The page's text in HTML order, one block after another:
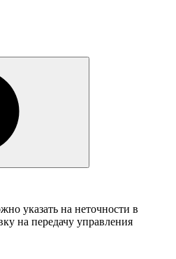
указать на неточности в
на передачу управления